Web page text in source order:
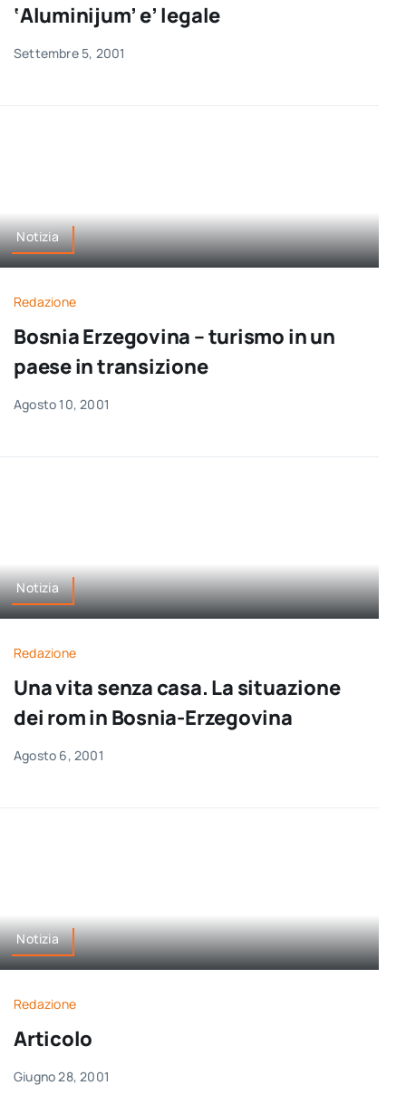
‘Aluminijum’ e’ legale
Settembre 5, 2001
Notizia
Redazione
Bosnia Erzegovina – turismo in un
paese in transizione
Agosto 10, 2001
Notizia
Redazione
Una vita senza casa. La situazione
dei rom in Bosnia-Erzegovina
Agosto 6, 2001
Notizia
Redazione
Articolo
Giugno 28, 2001